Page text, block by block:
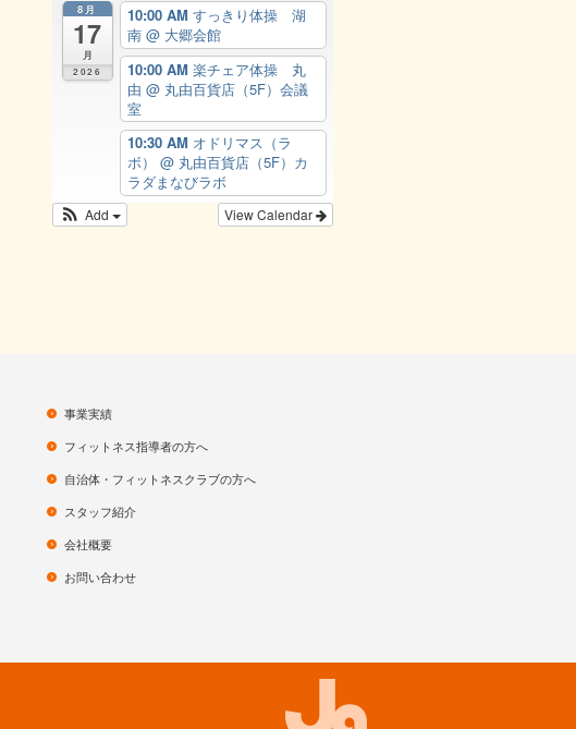
8月
17
月
2026
10:00 AM すっきり体操 湖
南 @ 大郷会館
10:00 AM 楽チェア体操 丸
由 @ 丸由百貨店（5F）会議
室
10:30 AM オドリマス（ラ
ボ） @ 丸由百貨店（5F）カ
ラダまなびラボ
View Calendar
Add
事業実績
フィットネス指導者の方へ
自治体・フィットネスクラブの方へ
スタッフ紹介
会社概要
お問い合わせ